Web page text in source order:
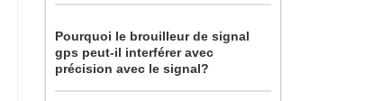
Pourquoi le brouilleur de signal
gps peut-il interférer avec
précision avec le signal?